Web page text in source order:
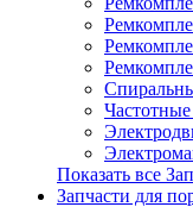
Частотные
Показать все
Запчасти для